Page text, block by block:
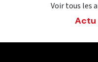
Voir tous les
Actu